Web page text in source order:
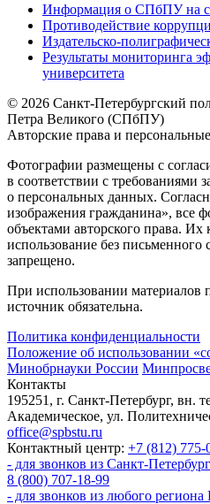
Информация о СПбПУ на
Противодействие
Издательско-
Результаты мониторинга
университета
© 2026 Санкт-Петербургский
Петра Великого (СПбПУ)
Авторские права и
Фотографии размещены с
в соответствии с требованиями
о персональных данных.
изображения гражданина», все
объектами авторского права.
использование без письменного
запрещено.
При использовании материалов
источник обязательна.
Политика конфиденциальности
Положение об использовании
Минобрнауки России
Контакты
195251, г. Санкт-Петербург, вн.
Академическое, ул.
office@spbstu.ru
Контактный центр: +7 (812) 775-
- для звонков из Санкт-
8 (800) 707-18-99
- для звонков из любого